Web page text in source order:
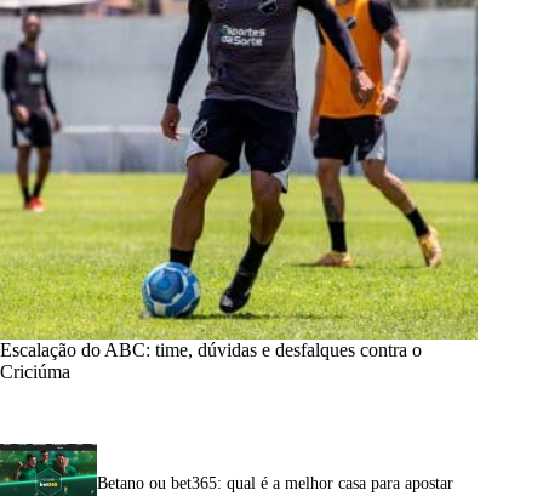
Escalação do ABC: time, dúvidas e desfalques contra o
Criciúma
Betano ou bet365: qual é a melhor casa para apostar